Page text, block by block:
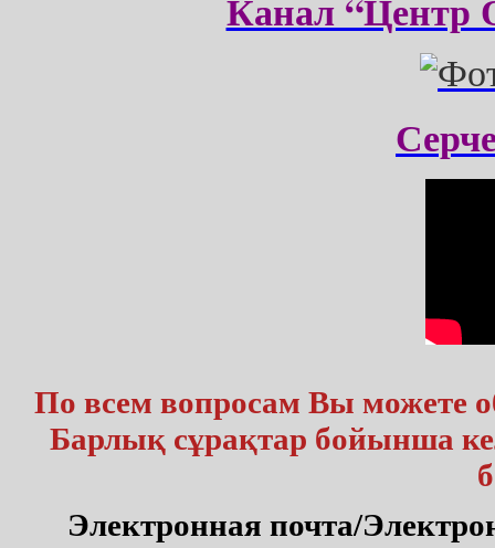
Канал “Центр
По всем вопросам Вы можете
Барлық сұрақтар бойынша
Электронная почта/